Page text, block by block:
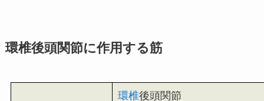
環椎後頭関節に作用する筋
環椎後頭関節